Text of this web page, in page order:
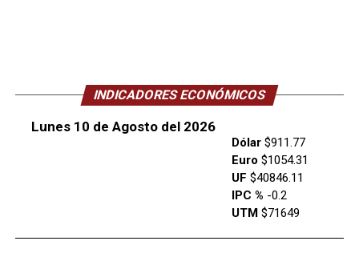
INDICADORES ECONÓMICOS
Lunes 10 de Agosto del 2026
Dólar$911.77
Euro $1054.31
UF $40846.11
IPC % -0.2
UTM $71649